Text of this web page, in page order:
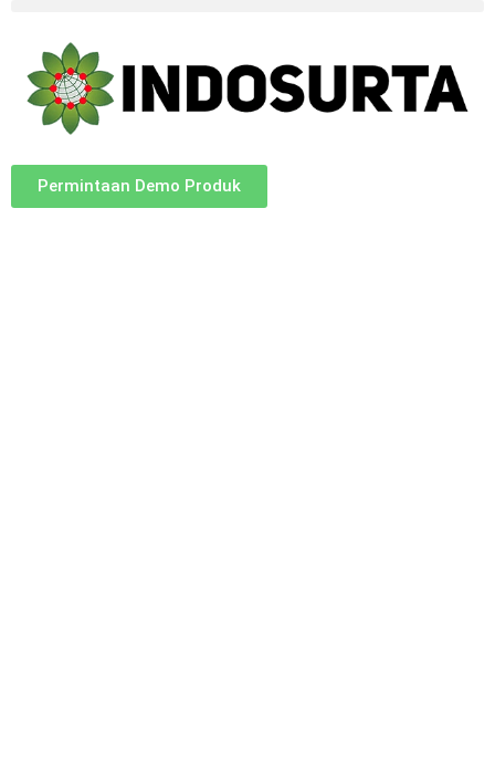
Permintaan Demo Produk